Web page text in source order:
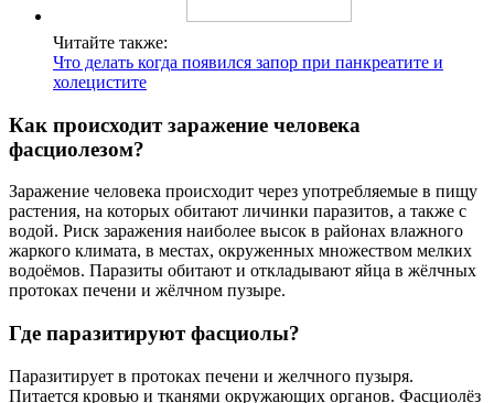
Читайте также:
Что делать когда появился запор при панкреатите и
холецистите
Как происходит заражение человека
фасциолезом?
Заражение человека происходит через употребляемые в пищу
растения, на которых обитают личинки паразитов, а также с
водой. Риск заражения наиболее высок в районах влажного
жаркого климата, в местах, окруженных множеством мелких
водоёмов. Паразиты обитают и откладывают яйца в жёлчных
протоках печени и жёлчном пузыре.
Где паразитируют фасциолы?
Паразитирует в протоках печени и желчного пузыря.
Питается кровью и тканями окружающих органов. Фасциолёз